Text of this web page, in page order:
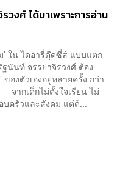
งศ์ ได้มาเพราะการอ่าน
ใน ไดอารี่ตุ๊ดซี่ส์ แบบแตก
นันท์ จรรยาจิรวงศ์ ต้อง
องตัวเองอยู่หลายครั้ง กว่า
จากเด็กไม่ตั้งใจเรียน ไม่
ครัวและสังคม แต่ด้...